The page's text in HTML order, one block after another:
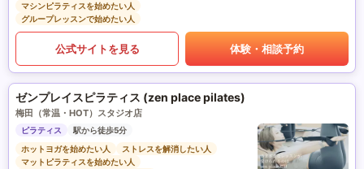
マシンピラティスを始めたい人
グループレッスンで始めたい人
公式サイトを見る 体験・相談予約
ゼンプレイスピラティス (zen place pilates)
梅田（常温・HOT）スタジオ店
ピラティス
駅から徒歩5分
ホットヨガを始めたい人
ストレスを解消したい人
マットピラティスを始めたい人